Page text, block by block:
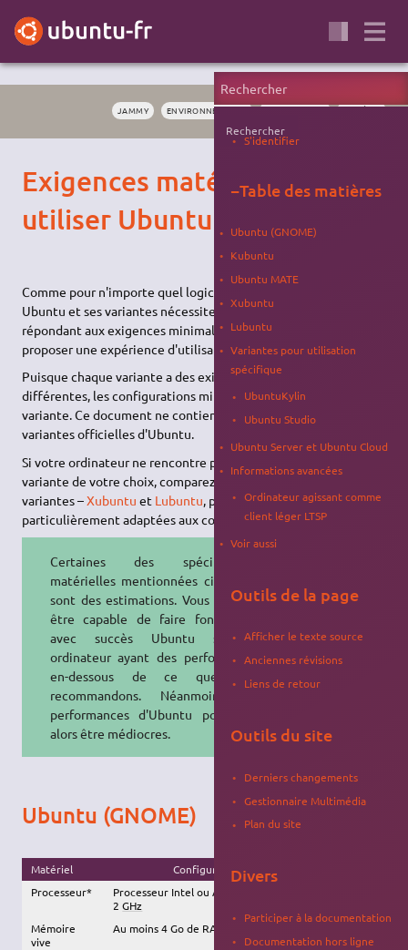
JAMMY ENVIRONNEMENTS INSTALLATION SYSTÈME
Exigences matérielles pour
utiliser Ubuntu
Comme pour n'importe quel logiciel et système d'exploitation,
Ubuntu et ses variantes nécessitent des systèmes performants,
répondant aux exigences minimales ci-dessous, afin de
proposer une expérience d'utilisation agréable.
Puisque chaque variante a des exigences matérielles
différentes, les configurations minimales sont listées par
variante. Ce document ne contient les exigences que pour les
variantes officielles d'Ubuntu.
Si votre ordinateur ne rencontre pas les exigences pour la
variante de votre choix, comparez-les avec celles d'autres
variantes –Xubuntu et Lubuntu, par exemple, sont
particulièrement adaptées aux configurations plus anciennes.
Certaines des spécifications
matérielles mentionnées ci-dessous
sont des estimations. Vous pourriez
être capable de faire fonctionner
avec succès Ubuntu sur un
ordinateur ayant des performances
en-dessous de ce que nous
recommandons. Néanmoins, les
performances d'Ubuntu pourraient
alors être médiocres.
Ubuntu (GNOME)
Matériel
Configuration recommandée
Processeur*
Processeur Intel ou AMD à double-coeur d'au moins
2GHz
Mémoire
vive
Au moins 4 Go de RAM
Rechercher
S'identifier
−Table des matières
Ubuntu (GNOME)
Kubuntu
Ubuntu MATE
Xubuntu
Lubuntu
Variantes pour utilisation
spécifique
UbuntuKylin
Ubuntu Studio
Ubuntu Server et Ubuntu Cloud
Informations avancées
Ordinateur agissant comme
client léger LTSP
Voir aussi
Outils de la page
Afficher le texte source
Anciennes révisions
Liens de retour
Outils du site
Derniers changements
Gestionnaire Multimédia
Plan du site
Divers
Participer à la documentation
Documentation hors ligne